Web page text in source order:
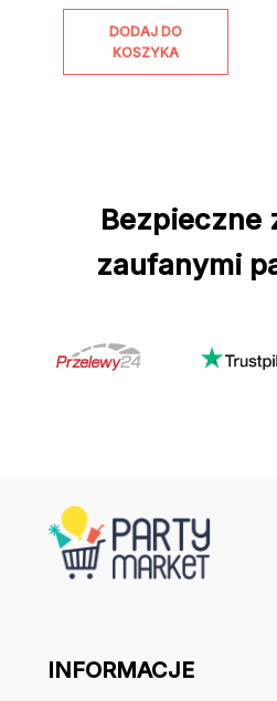
DODAJ DO
KOSZYKA
Bezpieczne
zaufanymi
INFORMACJE